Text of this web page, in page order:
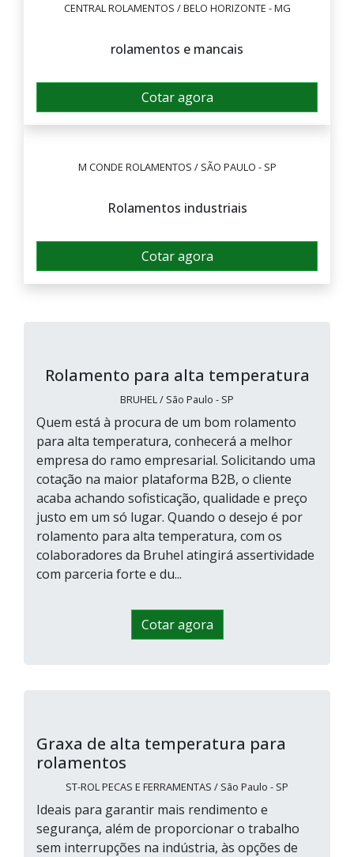
CENTRAL ROLAMENTOS / BELO HORIZONTE - MG
rolamentos e mancais
Cotar agora
M CONDE ROLAMENTOS / SÃO PAULO - SP
Rolamentos industriais
Cotar agora
Rolamento para alta temperatura
BRUHEL / São Paulo - SP
Quem está à procura de um bom rolamento
para alta temperatura, conhecerá a melhor
empresa do ramo empresarial. Solicitando uma
cotação na maior plataforma B2B, o cliente
acaba achando sofisticação, qualidade e preço
justo em um só lugar. Quando o desejo é por
rolamento para alta temperatura, com os
colaboradores da Bruhel atingirá assertividade
com parceria forte e du...
Cotar agora
Graxa de alta temperatura para
rolamentos
ST-ROL PECAS E FERRAMENTAS / São Paulo - SP
Ideais para garantir mais rendimento e
segurança, além de proporcionar o trabalho
sem interrupções na indústria, às opções de